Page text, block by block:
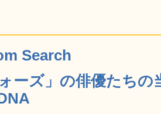
Search
ーズ」の俳優たち